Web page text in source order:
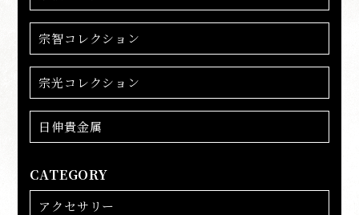
宗智コレクション
宗光コレクション
日伸貴金属
CATEGORY
アクセサリー